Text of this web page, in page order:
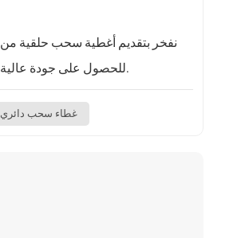
على منتج فحسب، بل على حل كامل مصمم خصيصًا لتلبية احتياجاتك. اختر Biopin للحصول على جودة عالية وخدمة لا مثيل لها.
غطاء سحب دائري